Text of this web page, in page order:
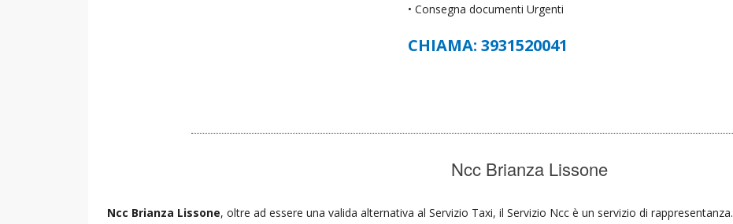
• Consegna documenti Urgenti
CHIAMA: 3931520041
Ncc Brianza Lissone
Ncc Brianza Lissone, oltre ad essere una valida alternativa al Servizio Taxi, il Servizio Ncc è un servizio di rappresentanza.